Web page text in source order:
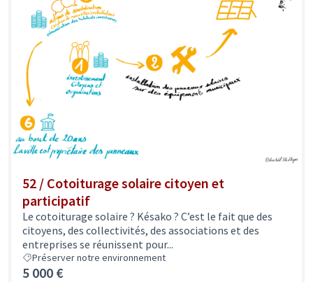
52 / Cotoiturage solaire citoyen et
participatif
Le cotoiturage solaire ? Késako ? C’est le fait que des
citoyens, des collectivités, des associations et des
entreprises se réunissent pour...
Préserver notre environnement
5 000 €